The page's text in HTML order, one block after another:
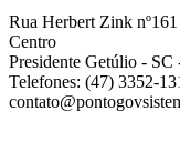
Rua Herbert Zink
Centro
Presidente Getúlio -
Telefones: (47) 3352-